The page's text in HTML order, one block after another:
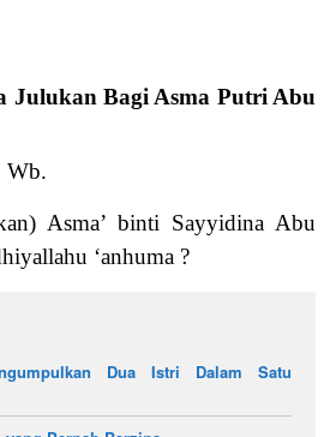
Julukan Bagi Asma Putri Abu
Wb.
Asma’ binti Sayyidina Abu
‘anhuma ?
Dua Istri Dalam Satu